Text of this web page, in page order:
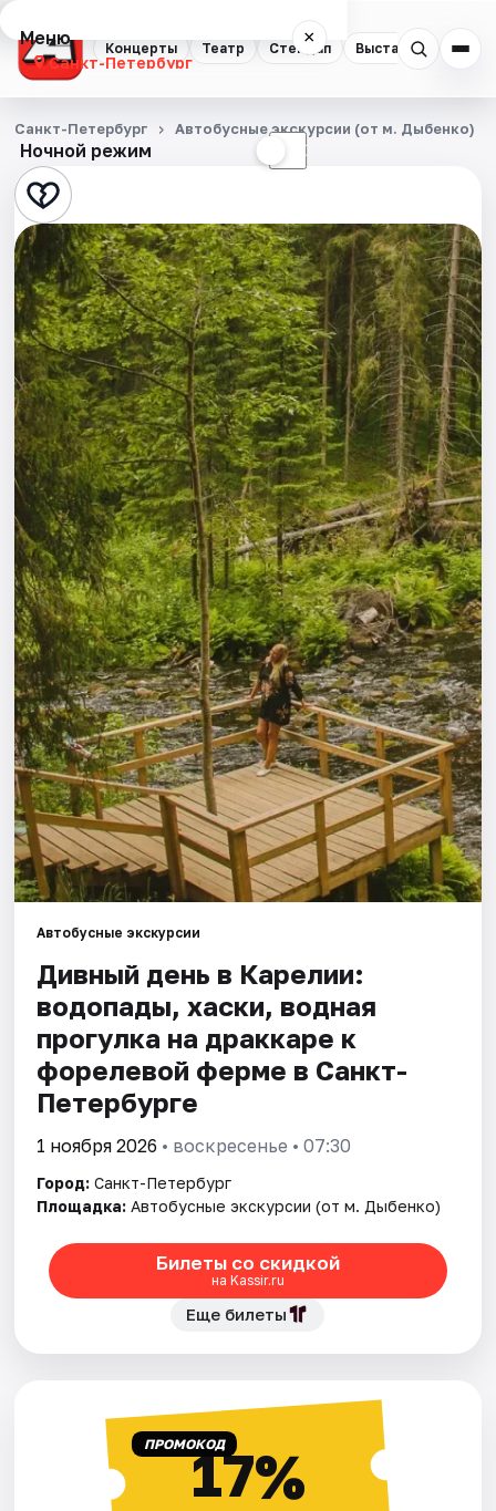
Концерты Театр Стендап Выставки
Меню ×
Санкт-Петербург
Концерты
Театр
Стендап
Выставки
Квесты
Экскурсии
Спорт
События
Города
Площадки
Артисты
Рейтинги
Ночной режим ☾
Санкт-Петербург Автобусные экскурсии (от м. Дыбенко)
Автобусные экскурсии
Дивный день в Карелии:
водопады, хаски, водная
прогулка на драккаре к
форелевой ферме в Санкт-
Петербурге
1 ноября 2026 • воскресенье • 07:30
Город: Санкт-Петербург
Площадка: Автобусные экскурсии (от м. Дыбенко)
Билеты со скидкой
на Kassir.ru
Еще билеты
ПРОМОКОД17%